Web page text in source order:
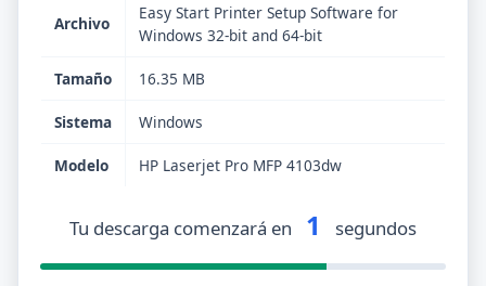
Archivo
Easy Start Printer Setup Software for
Windows 32-bit and 64-bit
Tamaño 16.35 MB
Sistema Windows
Modelo HP Laserjet Pro MFP 4103dw
Tu descarga comenzará en 1 segundos